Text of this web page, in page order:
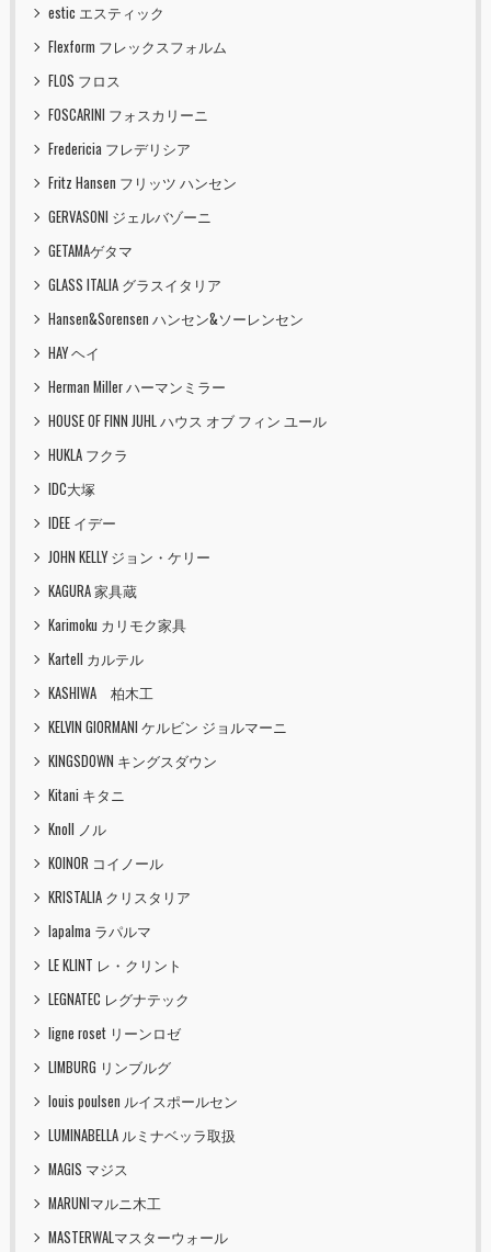
estic エスティック
Flexform フレックスフォルム
FLOS フロス
FOSCARINI フォスカリーニ
Fredericia フレデリシア
Fritz Hansen フリッツ ハンセン
GERVASONI ジェルバゾーニ
GETAMAゲタマ
GLASS ITALIA グラスイタリア
Hansen&Sorensen ハンセン&ソーレンセン
HAY ヘイ
Herman Miller ハーマンミラー
HOUSE OF FINN JUHL ハウス オブ フィン ユール
HUKLA フクラ
IDC大塚
IDEE イデー
JOHN KELLY ジョン・ケリー
KAGURA 家具蔵
Karimoku カリモク家具
Kartell カルテル
KASHIWA 柏木工
KELVIN GIORMANI ケルビン ジョルマーニ
KINGSDOWN キングスダウン
Kitani キタニ
Knoll ノル
KOINOR コイノール
KRISTALIA クリスタリア
lapalma ラパルマ
LE KLINT レ・クリント
LEGNATEC レグナテック
ligne roset リーンロゼ
LIMBURG リンブルグ
louis poulsen ルイスポールセン
LUMINABELLA ルミナベッラ取扱
MAGIS マジス
MARUNIマルニ木工
MASTERWALマスターウォール